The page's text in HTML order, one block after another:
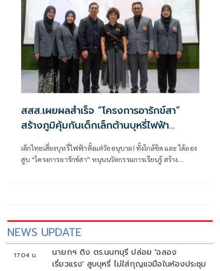
สสส.เผยผลสำเร็จ “โครงการอารักข์สา”
สร้างภูมิคุ้มกันเด็กเล็กต้านบุหรี่ไฟฟ้า
ครอบคลุม 70 จังหวัด
เด็กไทยเสี่ยงบุหรี่ไฟฟ้าตั้งแต่วัยอนุบาล! ทั้งใกล้ชิด และ ได้ลอง
สูบ “โครงการอารักข์สา” หนุนนวัตกรรมการเรียนรู้ สร้าง
NEWS UPDATE
17:04 น.
นายกฯ ติง ตร.นนทบุรี ปล่อย 'ฉลอง
เรี่ยวแรง' สูบบุหรี่ ไม่ใส่กุญแจมือในห้องประชุม